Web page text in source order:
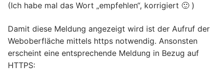
(Ich habe mal das Wort „empfehlen“, korrigiert 🙂 )
Damit diese Meldung angezeigt wird ist der Aufruf der
Weboberfläche mittels https notwendig. Ansonsten
erscheint eine entsprechende Meldung in Bezug auf
HTTPS: